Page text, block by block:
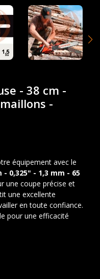
- 38 cm -
-
équipement avec le
0,325" - 1,3 mm - 65
une coupe précise et
une excellente
en toute confiance.
pour une efficacité
pour tous vos